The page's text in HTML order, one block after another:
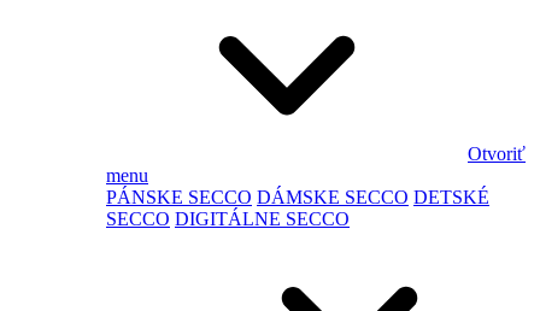
Otvoriť
menu
PÁNSKE SECCO DÁMSKE SECCO DETSKÉ
SECCO DIGITÁLNE SECCO